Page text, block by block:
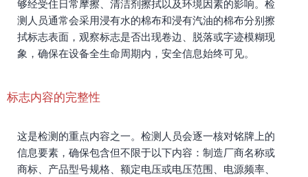
够经受住日常摩擦、清洁剂擦拭以及环境因素的影响。检
测人员通常会采用浸有水的棉布和浸有汽油的棉布分别擦
拭标志表面，观察标志是否出现卷边、脱落或字迹模糊现
象，确保在设备全生命周期内，安全信息始终可见。
标志内容的完整性
这是检测的重点内容之一。检测人员会逐一核对铭牌上的
信息要素，确保包含但不限于以下内容：制造厂商名称或
商标、产品型号规格、额定电压或电压范围、电源频率、